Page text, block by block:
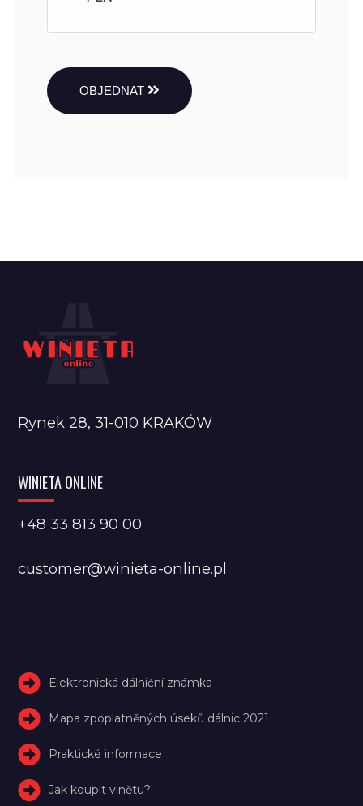
OBJEDNAT
Rynek 28, 31-010 KRAKÓW
WINIETA ONLINE
+48 33 813 90 00
customer@winieta-online.pl
Elektronická dálniční známka
Mapa zpoplatněných úseků dálnic 2021
Praktické informace
Jak koupit vinětu?